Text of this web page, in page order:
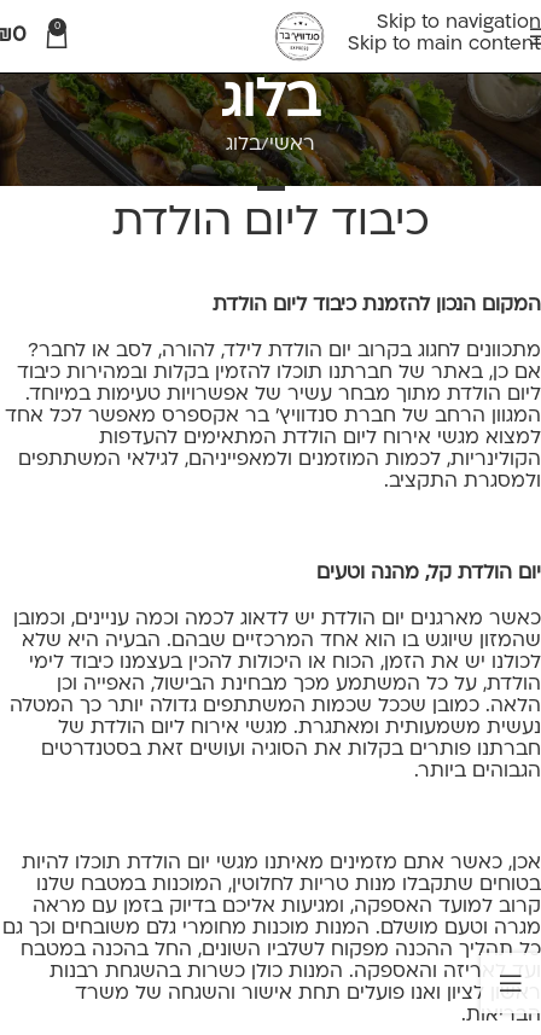
Skip to navigation
Skip to main content
0
0
בלוג
ראשי בלוג
בלוג
כיבוד ליום הולדת
המקום הנכון להזמנת כיבוד ליום הולדת
מתכוונים לחגוג בקרוב יום הולדת לילד, להורה, לסב או לחבר?
אם כן, באתר של חברתנו תוכלו להזמין בקלות ובמהירות כיבוד
ליום הולדת מתוך מבחר עשיר של אפשרויות טעימות במיוחד.
המגוון הרחב של חברת סנדוויץ' בר אקספרס מאפשר לכל אחד
למצוא מגשי אירוח ליום הולדת המתאימים להעדפות
הקולינריות, לכמות המוזמנים ולמאפייניהם, לגילאי המשתתפים
ולמסגרת התקציב.
יום הולדת קל, מהנה וטעים
כאשר מארגנים יום הולדת יש לדאוג לכמה וכמה עניינים, וכמובן
שהמזון שיוגש בו הוא אחד המרכזיים שבהם. הבעיה היא שלא
לכולנו יש את הזמן, הכוח או היכולות להכין בעצמנו כיבוד לימי
הולדת, על כל המשתמע מכך מבחינת הבישול, האפייה וכן
הלאה. כמובן שככל שכמות המשתתפים גדולה יותר כך המטלה
נעשית משמעותית ומאתגרת. מגשי אירוח ליום הולדת של
חברתנו פותרים בקלות את הסוגיה ועושים זאת בסטנדרטים
הגבוהים ביותר.
אכן, כאשר אתם מזמינים מאיתנו מגשי יום הולדת תוכלו להיות
בטוחים שתקבלו מנות טריות לחלוטין, המוכנות במטבח שלנו
קרוב למועד האספקה, ומגיעות אליכם בדיוק בזמן עם מראה
מגרה וטעם מושלם. המנות מוכנות מחומרי גלם משובחים וכך גם
כל תהליך ההכנה מפקוח לשלביו השונים, החל בהכנה במטבח
ועד לאריזה והאספקה. המנות כולן כשרות בהשגחת רבנות
ראשון לציון ואנו פועלים תחת אישור והשגחה של משרד
הבריאות.